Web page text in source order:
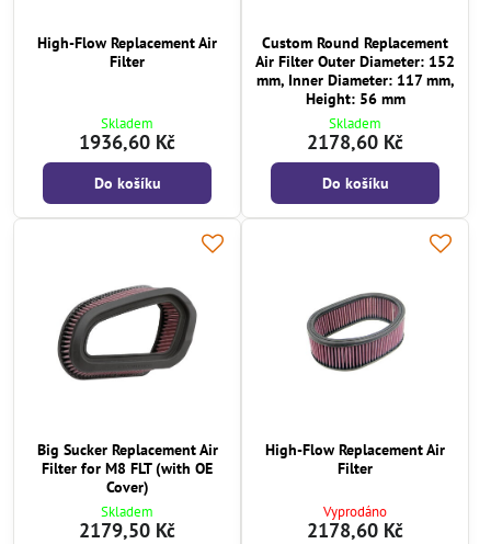
High-Flow Replacement Air
Filter
Skladem
1936,60 Kč
Do košíku
Custom Round Replacement
Air Filter Outer Diameter: 152
mm, Inner Diameter: 117 mm,
Height: 56 mm
Skladem
2178,60 Kč
Do košíku
Big Sucker Replacement Air
Filter for M8 FLT (with OE
Cover)
Skladem
2179,50 Kč
High-Flow Replacement Air
Filter
Vyprodáno
2178,60 Kč